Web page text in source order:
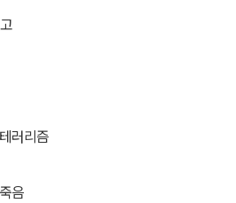
러리즘
음